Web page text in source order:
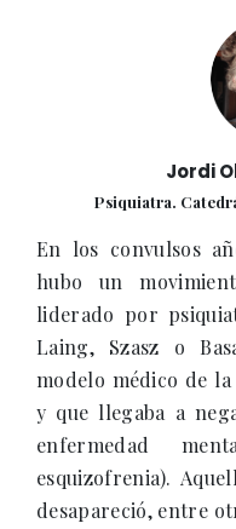
Jordi
Psiquiatra.
En los convulsos
hubo un
liderado por
Laing, Szasz o
modelo médico de
y que llegaba a
enfermedad
esquizofrenia).
desapareció, entre